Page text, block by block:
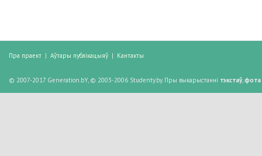
Пра праект | Аўтары публікацыяў | Кантакты
© 2007-2017 Generation.bY, © 2003-2006 Studenty.by. Пры выкарыстанні тэкстаў, фота